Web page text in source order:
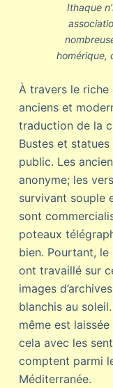
Ithaque
homérique,
À travers le
anciens et
traduction de la
Bustes et statues
public. Les
anonyme; les
survivant souple
sont
poteaux
bien. Pourtant,
ont travaillé sur
images
blanchis au
même est
cela avec les
comptent parmi
Méditerranée.